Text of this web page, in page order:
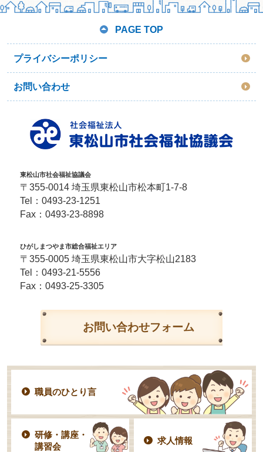
PAGE TOP
プライバシーポリシー
お問い合わせ
東松山市社会福祉協議会
〒355-0014 埼玉県東松山市松本町1-7-8
Tel： 0493-23-1251
Fax：0493-23-8898
ひがしまつやま市総合福祉エリア
〒355-0005 埼玉県東松山市大字松山2183
Tel： 0493-21-5556
Fax：0493-25-3305
お問い合わせフォーム
職員のひとり言
研修・講座・
講習会
求人情報